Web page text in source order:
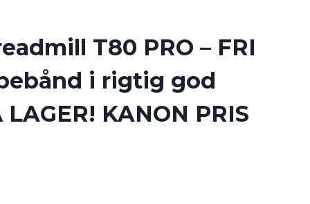
T80 PRO – FRI
i rigtig god
KANON PRIS